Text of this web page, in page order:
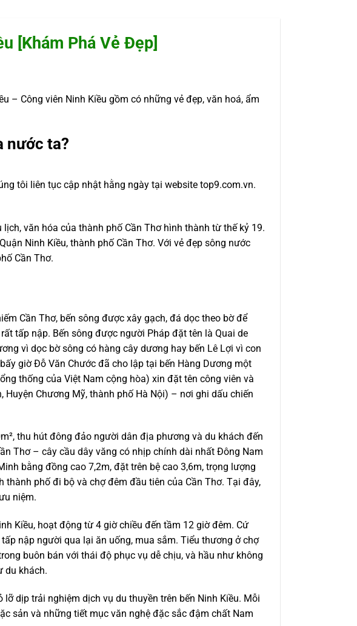
[Khám Phá Vẻ Đẹp]
– Công viên Ninh Kiều gồm có những vẻ đẹp, văn hoá, ẩm
nước ta?
tôi liên tục cập nhật hằng ngày tại website top9.com.vn.
văn hóa của thành phố Cần Thơ hình thành từ thế kỷ 19.
Ninh Kiều, thành phố Cần Thơ. Với vẻ đẹp sông nước
Cần Thơ.
Cần Thơ, bến sông được xây gạch, đá dọc theo bờ để
tấp nập. Bến sông được người Pháp đặt tên là Quai de
vì dọc bờ sông có hàng cây dương hay bến Lê Lợi vì con
giờ Đỗ Văn Chước đã cho lập tại bến Hàng Dương một
thống của Việt Nam cộng hòa) xin đặt tên công viên và
Chương Mỹ, thành phố Hà Nội) – nơi ghi dấu chiến
thu hút đông đảo người dân địa phương và du khách đến
Thơ – cây cầu dây văng có nhịp chính dài nhất Đông Nam
bằng đồng cao 7,2m, đặt trên bệ cao 3,6m, trọng lượng
phố đi bộ và chợ đêm đầu tiên của Cần Thơ. Tại đây,
niệm.
Kiều, hoạt động từ 4 giờ chiều đến tầm 12 giờ đêm. Cứ
nập người qua lại ăn uống, mua sắm. Tiểu thương ở chợ
buôn bán với thái độ phục vụ dễ chịu, và hầu như không
du khách.
dịp trải nghiệm dịch vụ du thuyền trên bến Ninh Kiều. Mỗi
sản và những tiết mục văn nghệ đặc sắc đậm chất Nam